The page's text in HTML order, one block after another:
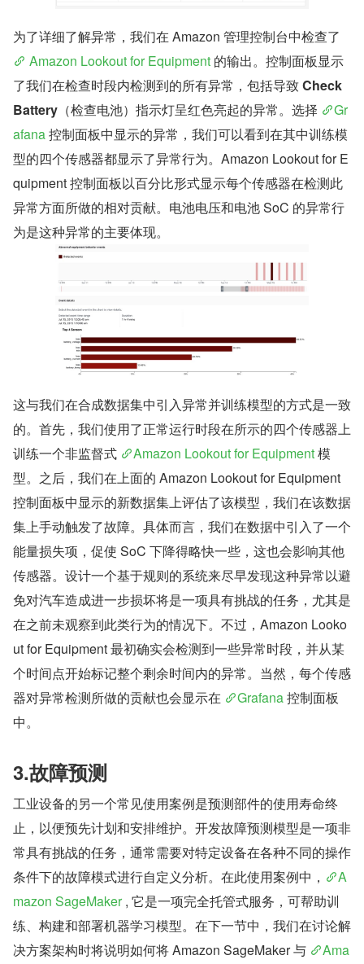
为了详细了解异常，我们在 Amazon 管理控制台中检查了
Amazon Lookout for Equipment 的输出。控制面板显示
了我们在检查时段内检测到的所有异常，包括导致 Check
Battery （检查电池）指示灯呈红色亮起的异常。选择
Gr
afana 控制面板中显示的异常，我们可以看到在其中训练模
型的四个传感器都显示了异常行为。Amazon Lookout for E
quipment 控制面板以百分比形式显示每个传感器在检测此
异常方面所做的相对贡献。电池电压和电池 SoC 的异常行
为是这种异常的主要体现。
这与我们在合成数据集中引入异常并训练模型的方式是一致
的。首先，我们使用了正常运行时段在所示的四个传感器上
训练一个非监督式
Amazon Lookout for Equipment 模
型。之后，我们在上面的 Amazon Lookout for Equipment
控制面板中显示的新数据集上评估了该模型，我们在该数据
集上手动触发了故障。具体而言，我们在数据中引入了一个
能量损失项，促使 SoC 下降得略快一些，这也会影响其他
传感器。设计一个基于规则的系统来尽早发现这种异常以避
免对汽车造成进一步损坏将是一项具有挑战的任务，尤其是
在之前未观察到此类行为的情况下。不过，Amazon Looko
ut for Equipment 最初确实会检测到一些异常时段，并从某
个时间点开始标记整个剩余时间内的异常。当然，每个传感
器对异常检测所做的贡献也会显示在
Grafana 控制面板
中。
3.故障预测
工业设备的另一个常见使用案例是预测部件的使用寿命终
止，以便预先计划和安排维护。开发故障预测模型是一项非
常具有挑战的任务，通常需要对特定设备在各种不同的操作
条件下的故障模式进行自定义分析。在此使用案例中，
A
mazon SageMaker , 它是一项完全托管式服务，可帮助训
练、构建和部署机器学习模型。在下一节中，我们在讨论解
决方案架构时将说明如何将 Amazon SageMaker 与
Ama